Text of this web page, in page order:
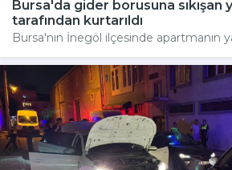
Bursa'da gider borusuna sıkışan
tarafından kurtarıldı
Bursa'nın İnegöl ilçesinde apartmanın